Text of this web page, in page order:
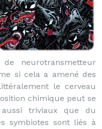
neurotransmetteur
si cela a amené des
le cerveau
chimique peut se
triviaux que du
symbiotes sont liés à